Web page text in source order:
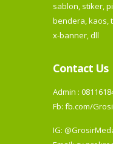
sablon, stiker,
bendera, kaos,
x-banner, dll
Contact Us
Admin :
Fb: fb.com/
IG: